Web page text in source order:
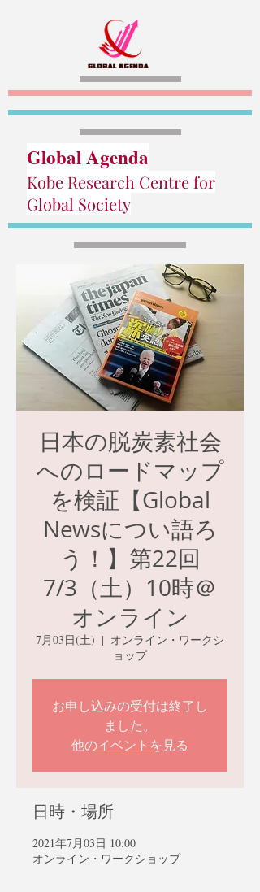
Global Agenda
Kobe Research Centre for
Global Society
日本の脱炭素社会
へのロードマップ
を検証【Global
Newsについ語ろ
う！】第22回
7/3（土）10時＠
オンライン
7月03日(土)
  |
オンライン・ワークシ
ョップ
お申し込みの受付は終了し
ました。
他のイベントを見る
日時・場所
2021年7月03日 10:00
オンライン・ワークショップ